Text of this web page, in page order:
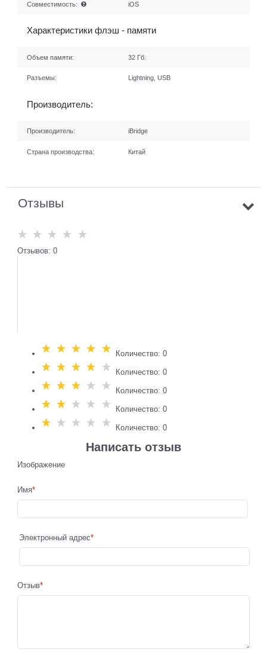
Совместимость: iOS
Характеристики флэш - памяти
Объем памяти: 32 Гб.
Разъемы: Lightning, USB
Производитель:
Производитель: iBridge
Страна производства: Китай
Отзывы
Отзывов: 0
Количество: 0
Количество: 0
Количество: 0
Количество: 0
Количество: 0
Написать отзыв
Изображение
Имя
Электронный адрес
Отзыв